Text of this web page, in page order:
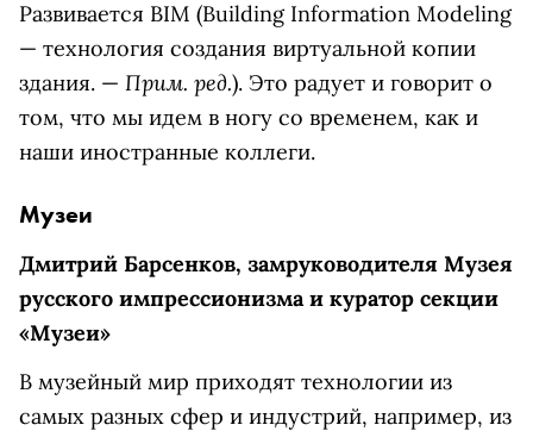
Развивается BIM (Building Information Modeling
— технология создания виртуальной копии
здания. — Прим. ред.). Это радует и говорит о
том, что мы идем в ногу со временем, как и
наши иностранные коллеги.
Музеи
Дмитрий Барсенков, замруководителя Музея
русского импрессионизма и куратор секции
«Музеи»
В музейный мир приходят технологии из
самых разных сфер и индустрий, например, из